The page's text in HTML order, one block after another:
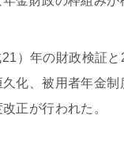
）年の財政検証
化、被用者年金
正が行われた。